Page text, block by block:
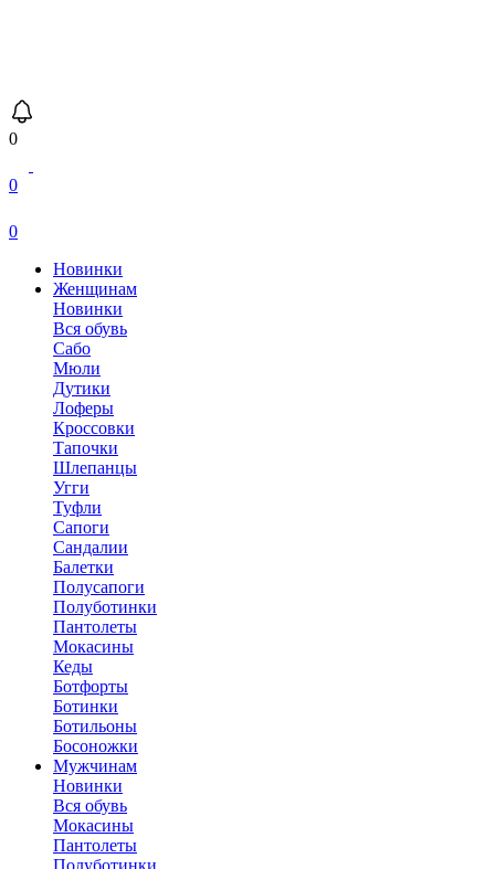
0
0
0
Новинки
Женщинам
Новинки
Вся обувь
Сабо
Мюли
Дутики
Лоферы
Кроссовки
Тапочки
Шлепанцы
Угги
Туфли
Сапоги
Сандалии
Балетки
Полусапоги
Полуботинки
Пантолеты
Мокасины
Кеды
Ботфорты
Ботинки
Ботильоны
Босоножки
Мужчинам
Новинки
Вся обувь
Мокасины
Пантолеты
Полуботинки